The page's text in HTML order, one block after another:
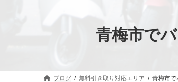
青梅市で
ブログ 無料引き取り対応エリア 青梅市で